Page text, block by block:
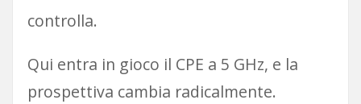
controlla.
Qui entra in gioco il CPE a 5 GHz, e la
prospettiva cambia radicalmente.